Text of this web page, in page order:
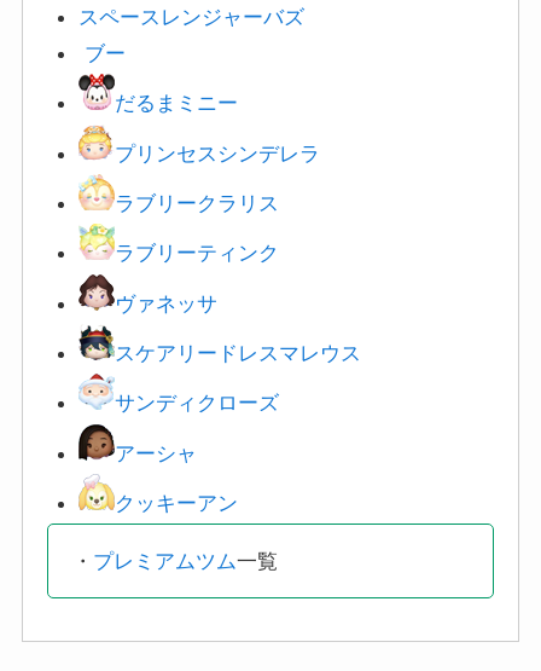
スペースレンジャーバズ
ブー
だるまミニー
プリンセスシンデレラ
ラブリークラリス
ラブリーティンク
ヴァネ ッサ
スケアリードレスマレウス
サンディクローズ
アーシャ
クッキーアン
・ プレミアムツム一覧